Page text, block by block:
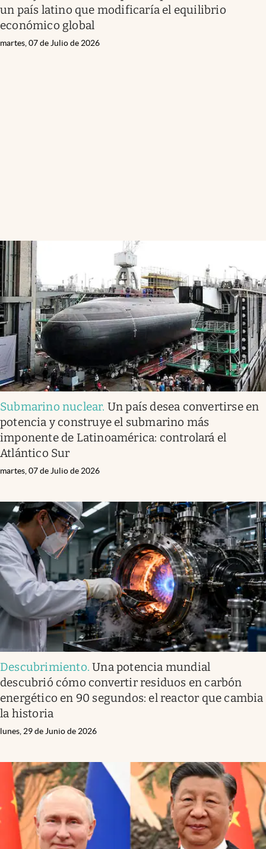
un país latino que modificaría el equilibrio
económico global
martes, 07 de Julio de 2026
Submarino nuclear. Un país desea convertirse en
potencia y construye el submarino más
imponente de Latinoamérica: controlará el
Atlántico Sur
martes, 07 de Julio de 2026
Descubrimiento.Una potencia mundial
descubrió cómo convertir residuos en carbón
energético en 90 segundos: el reactor que cambia
la historia
lunes, 29 de Junio de 2026